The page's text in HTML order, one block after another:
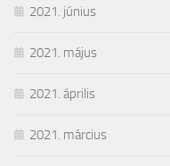
2021. június
2021. május
2021. április
2021. március